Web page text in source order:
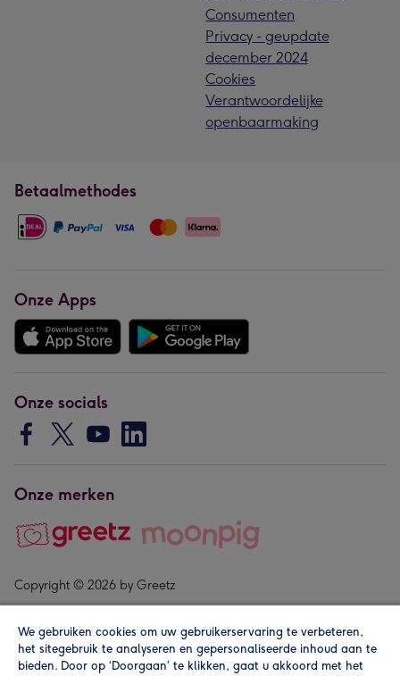
Consumenten
Privacy - geupdate
december 2024
Cookies
Verantwoordelijke
openbaarmaking
Betaalmethodes
Onze Apps
Onze socials
Onze merken
Copyright © 2026 by Greetz
We gebruiken cookies om uw gebruikerservaring te verbeteren,
het sitegebruik te analyseren en gepersonaliseerde inhoud aan te
bieden. Door op ‘Doorgaan’ te klikken, gaat u akkoord met het